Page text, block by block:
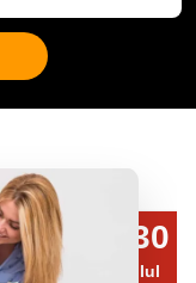
30
Iul